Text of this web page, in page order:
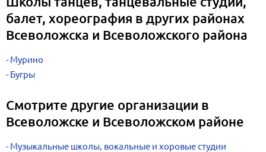
балет, хореография в других районах
Всеволожска и Всеволожского района
Мурино
Бугры
Смотрите другие организации в
Всеволожске и Всеволожском районе
Музыкальные школы, вокальные и хоровые студии